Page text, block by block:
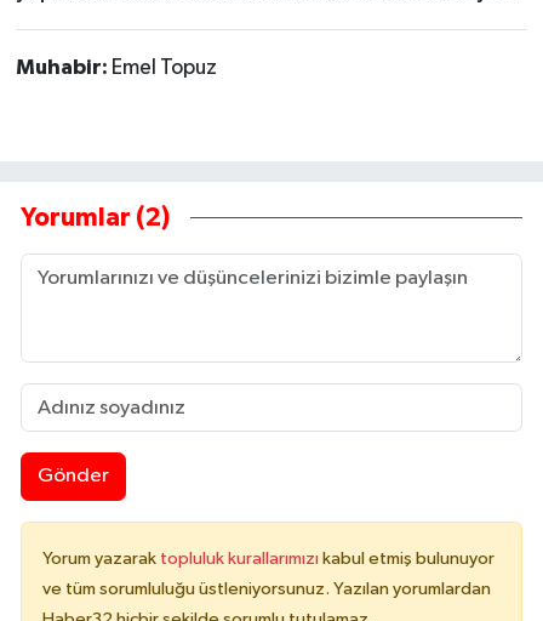
Muhabir: Emel Topuz
Yorumlar (2)
Gönder
Yorum yazarak topluluk kurallarımızı kabul etmiş bulunuyor
ve tüm sorumluluğu üstleniyorsunuz. Yazılan yorumlardan